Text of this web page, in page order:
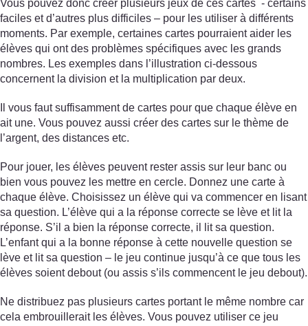
Vous pouvez donc créer plusieurs jeux de ces cartes - certains
faciles et d’autres plus difficiles – pour les utiliser à différents
moments. Par exemple, certaines cartes pourraient aider les
élèves qui ont des problèmes spécifiques avec les grands
nombres. Les exemples dans l’illustration ci-dessous
concernent la division et la multiplication par deux.
Il vous faut suffisamment de cartes pour que chaque élève en
ait une. Vous pouvez aussi créer des cartes sur le thème de
l’argent, des distances etc.
Pour jouer, les élèves peuvent rester assis sur leur banc ou
bien vous pouvez les mettre en cercle. Donnez une carte à
chaque élève. Choisissez un élève qui va commencer en lisant
sa question. L’élève qui a la réponse correcte se lève et lit la
réponse. S’il a bien la réponse correcte, il lit sa question.
L’enfant qui a la bonne réponse à cette nouvelle question se
lève et lit sa question – le jeu continue jusqu’à ce que tous les
élèves soient debout (ou assis s’ils commencent le jeu debout).
Ne distribuez pas plusieurs cartes portant le même nombre car
cela embrouillerait les élèves. Vous pouvez utiliser ce jeu